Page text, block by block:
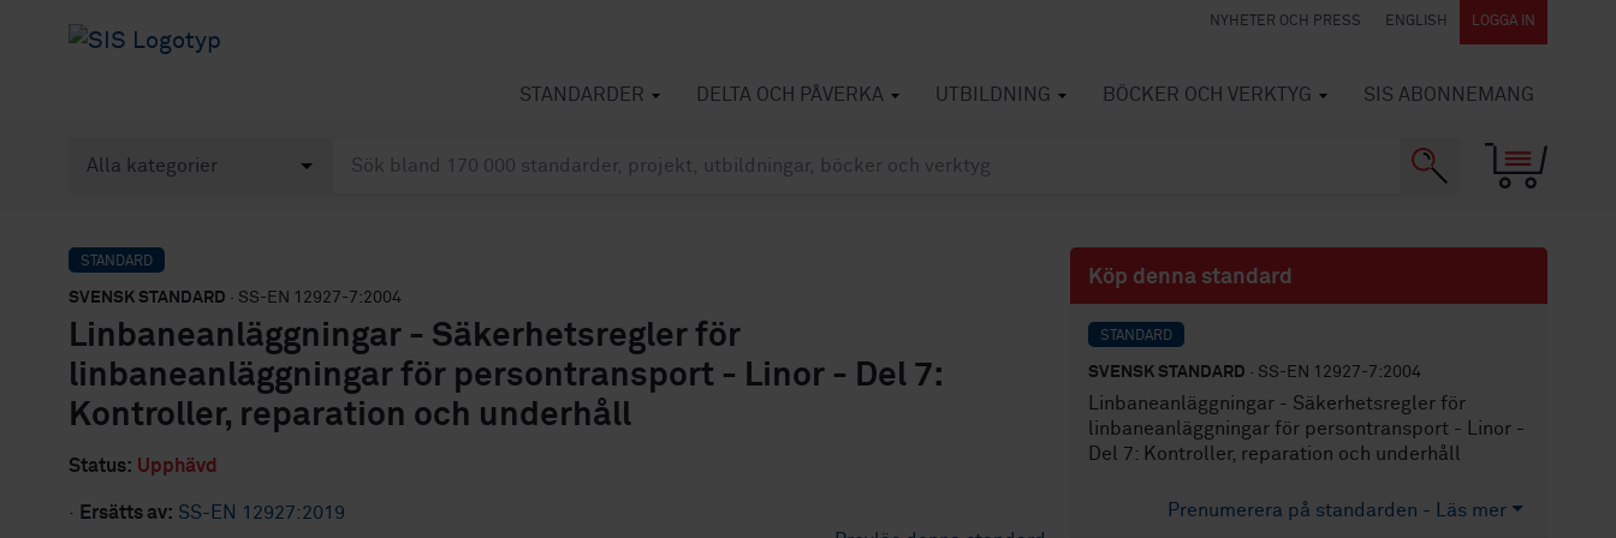
NYHETER OCH PRESS ENGLISH LOGGA IN
STANDARDER DELTA OCH PÅVERKA UTBILDNING BÖCKER OCH VERKTYG SIS ABONNEMANG
STANDARD
SVENSK STANDARD · SS-EN 12927-7:2004
Linbaneanläggningar - Säkerhetsregler för
linbaneanläggningar för persontransport - Linor - Del 7:
Kontroller, reparation och underhåll
Status: Upphävd
· Ersätts av: SS-EN 12927:2019
Köp denna standard
STANDARD
SVENSK STANDARD · SS-EN 12927-7:2004
Linbaneanläggningar - Säkerhetsregler för
linbaneanläggningar för persontransport - Linor -
Del 7: Kontroller, reparation och underhåll
Prenumerera på standarden - Läs mer